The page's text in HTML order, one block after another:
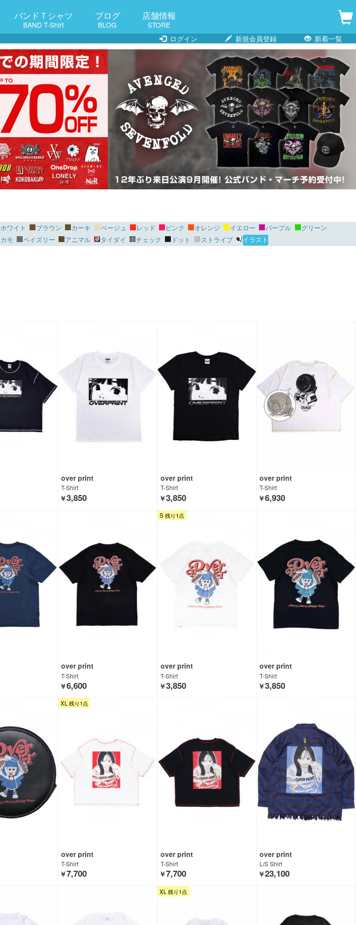
バンドＴシャツ
BAND T-Shirt
ブログ
BLOG
店舗情報
STORE
ログイン
新規会員登録 新着一覧
ホワイト ブラウン カーキ ベージュ レッド ピンク オレンジ イエロー パープル
グリーン
カモ ペイズリー アニマル タイダイ チェック ドット ストライプ イラスト
over print
T-Shirt
￥3,850
over print
T-Shirt
￥3,850
over print
T-Shirt
￥6,930
over print
T-Shirt
￥6,600
S 残り1点
over print
T-Shirt
￥3,850
over print
T-Shirt
￥3,850
XL 残り1点
over print
T-Shirt
￥7,700
over print
T-Shirt
￥7,700
over print
L/S Shirt
￥23,100
XL 残り1点